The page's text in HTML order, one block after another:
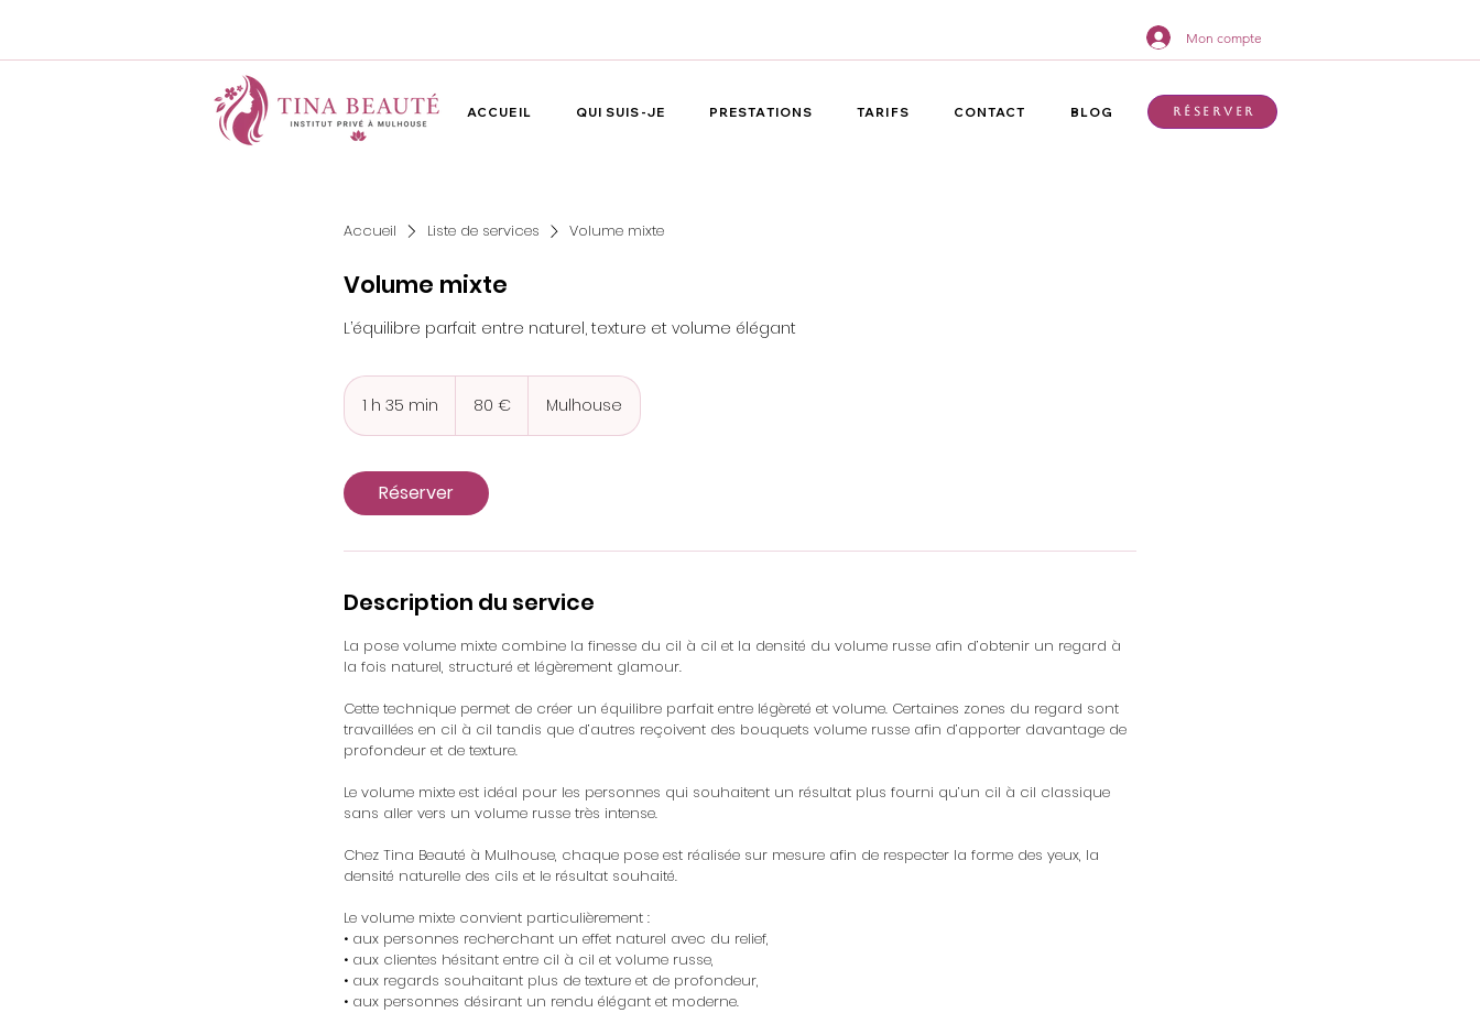
Mon compte
ACCUEIL QUI SUIS-JE PRESTATIONS TARIFS CONTACT BLOG Réserver
Accueil Liste de services Volume mixte
Volume mixte
L’équilibre parfait entre naturel, texture et volume élégant
1 h 35 min
m
i
n
80 € Mulhouse
Réserver
Description du service
La pose volume mixte combine la finesse du cil à cil et la densité du volume russe afin d’obtenir un regard à
la fois naturel, structuré et légèrement glamour.
Cette technique permet de créer un équilibre parfait entre légèreté et volume. Certaines zones du regard sont
travaillées en cil à cil tandis que d’autres reçoivent des bouquets volume russe afin d’apporter davantage de
profondeur et de texture.
Le volume mixte est idéal pour les personnes qui souhaitent un résultat plus fourni qu’un cil à cil classique
sans aller vers un volume russe très intense.
Chez Tina Beauté à Mulhouse, chaque pose est réalisée sur mesure afin de respecter la forme des yeux, la
densité naturelle des cils et le résultat souhaité.
Le volume mixte convient particulièrement :
• aux personnes recherchant un effet naturel avec du relief,
• aux clientes hésitant entre cil à cil et volume russe,
• aux regards souhaitant plus de texture et de profondeur,
• aux personnes désirant un rendu élégant et moderne.